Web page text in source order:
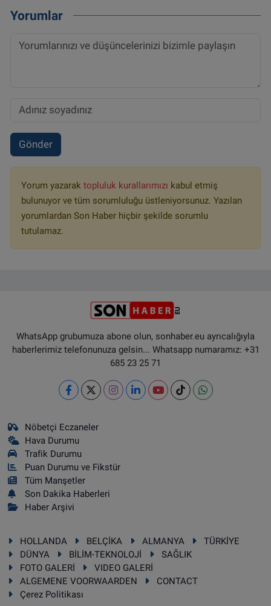
Yorumlar
Gönder
Yorum yazarak topluluk kurallarımızı kabul etmiş
bulunuyor ve tüm sorumluluğu üstleniyorsunuz. Yazılan
yorumlardan Son Haber hiçbir şekilde sorumlu
tutulamaz.
WhatsApp grubumuza abone olun, sonhaber.eu ayrıcalığıyla
haberlerimiz telefonunuza gelsin... Whatsapp numaramız: +31
685 23 25 71
Nöbetçi Eczaneler
Hava Durumu
Trafik Durumu
Puan Durumu ve Fikstür
Tüm Manşetler
Son Dakika Haberleri
Haber Arşivi
HOLLANDA BELÇİKA ALMANYA
TÜRKİYE
DÜNYA
BİLİM-TEKNOLOJİ
SAĞLIK
FOTO GALERİ
VIDEO GALERİ
ALGEMENE VOORWAARDEN
CONTACT
Çerez Politikası